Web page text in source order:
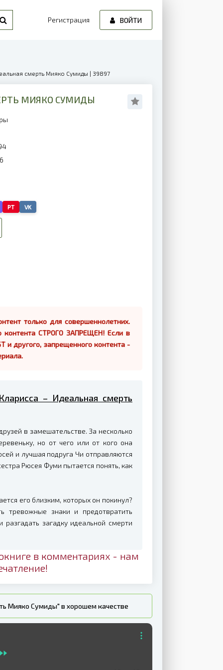
Регистрация ВОЙТИ
смерть Мияко Сумиды | 39897
МИЯКО СУМИДЫ
PT VK
только для совершеннолетних.
контента СТРОГО ЗАПРЕЩЕН! Если в
и другого, запрещенного контента -
– Идеальная смерть
в замешательстве. За несколько
но от чего или от кого она
и лучшая подруга Чи отправляются
Рюсея Фуми пытается понять, как
его близким, которых он покинул?
тревожные знаки и предотвратить
загадку идеальной смерти
в комментариях - нам
Мияко Сумиды" в хорошем качестве